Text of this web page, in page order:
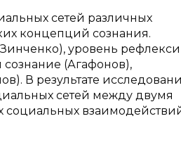
сетей различных
концепций сознания.
уровень
сознание (Агафонов),
В результате
сетей между двумя
социальных